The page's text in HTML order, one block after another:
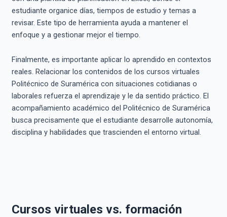
estudiante organice días, tiempos de estudio y temas a
revisar. Este tipo de herramienta ayuda a mantener el
enfoque y a gestionar mejor el tiempo.
Finalmente, es importante aplicar lo aprendido en contextos
reales. Relacionar los contenidos de los cursos virtuales
Politécnico de Suramérica con situaciones cotidianas o
laborales refuerza el aprendizaje y le da sentido práctico. El
acompañamiento académico del Politécnico de Suramérica
busca precisamente que el estudiante desarrolle autonomía,
disciplina y habilidades que trascienden el entorno virtual.
Cursos virtuales vs. formación